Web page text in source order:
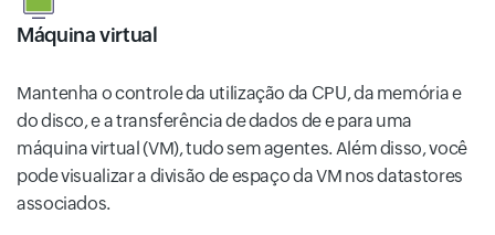
Máquina virtual
Mantenha o controle da utilização da CPU, da memória e
do disco, e a transferência de dados de e para uma
máquina virtual (VM), tudo sem agentes. Além disso, você
pode visualizar a divisão de espaço da VM nos datastores
associados.